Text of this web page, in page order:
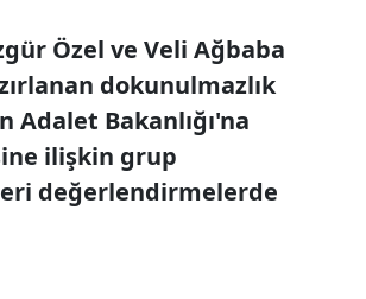
Özel ve Veli Ağbaba
dokunulmazlık
Adalet Bakanlığı'na
ilişkin grup
değerlendirmelerde